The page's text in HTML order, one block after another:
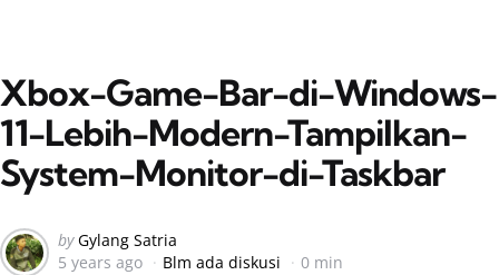
Xbox-Game-Bar-di-Windows-
11-Lebih-Modern-Tampilkan-
System-Monitor-di-Taskbar
Posted
by
by Gylang Satria
5 years ago
Blm ada diskusi 0 min